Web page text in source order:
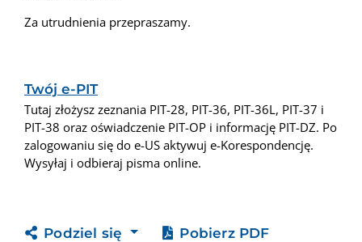
Za utrudnienia przepraszamy.
Twój e-PIT
Tutaj złożysz zeznania PIT-28, PIT-36, PIT-36L, PIT-37 i
PIT-38 oraz oświadczenie PIT-OP i informację PIT-DZ. Po
zalogowaniu się do e-US aktywuj e-Korespondencję.
Wysyłaj i odbieraj pisma online.
Podziel się Pobierz PDF